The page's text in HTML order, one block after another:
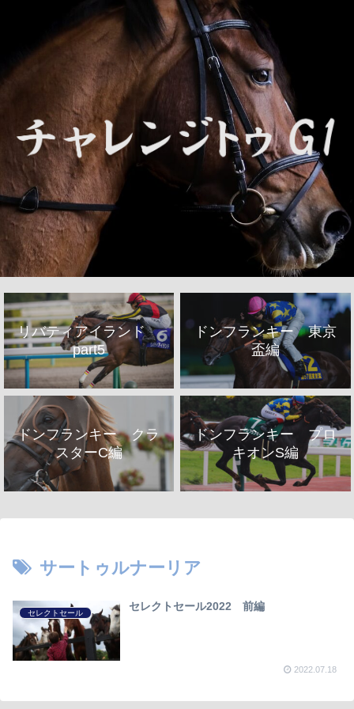
リバティアイランド
part5
ドンフランキー 東京
盃編
ドンフランキー クラ
スターC編
ドンフランキー プロ
キオンS編
サートゥルナーリア
セレクトセール
セレクトセール2022 前編
2022.07.18